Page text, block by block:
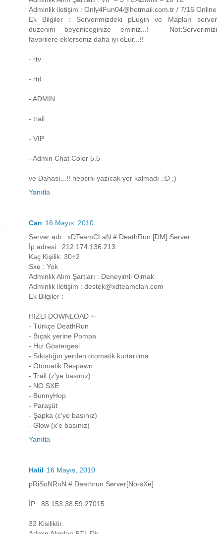
Adminlik iletişim : Only4Fun04@hotmail.com.tr / 7/16 Online
Ek Bilgiler : Serverimizdeki pLugin ve Mapları server
duzenini beyeniceginize eminiz...! - Not:Serverimizi
favorilere eklerseniz daha iyi oLur...!!
- rtv
- rtd
- ADMIN
- trail
- VIP
- Admin Chat Color 5.5
ve Dahası...!! hepsini yazıcak yer kalmadı .:D ;)
Yanıtla
Can 16 Mayıs, 2010
Server adı : xDTeamCLaN # DeathRun [DM] Server
İp adresi : 212.174.136.213
Kaç Kişilik: 30+2
Sxe : Yok
Adminlik Alım Şartları : Deneyimli Olmak
Adminlik iletişim : destek@xdteamclan.com
Ek Bilgiler :
HIZLI DOWNLOAD ~
- Türkçe DeathRun
- Bıçak yerine Pompa
- Hız Göstergesi
- Sıkıştığın yerden otomatik kurtarılma
- Otomatik Respawn
- Trail (z'ye basınız)
- NO SXE
- BunnyHop
- Paraşüt
- Şapka (c'ye basınız)
- Glow (x'e basınız)
Yanıtla
Halil 16 Mayıs, 2010
pRiSoNRuN # Deathrun Server[No-sXe]
İP:: 85.153.38.59:27015
32 Kisiliktir.